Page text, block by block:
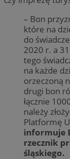
– Bon
które na
do
2020 r. a
tego
na każde
orzeczoną
drugi bon
łącznie
należy
Platformę
informuje
rzecznik
śląskiego.